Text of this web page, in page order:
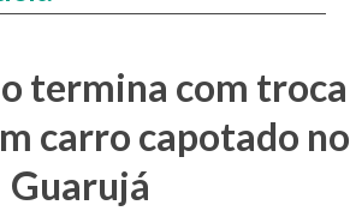
termina com troca
carro capotado no
Guarujá